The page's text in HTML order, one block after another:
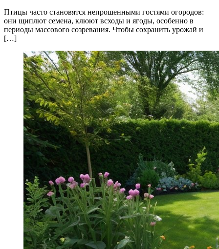
Птицы часто становятся непрошенными гостями огородов:
они щиплют семена, клюют всходы и ягоды, особенно в
периоды массового созревания. Чтобы сохранить урожай и
[…]